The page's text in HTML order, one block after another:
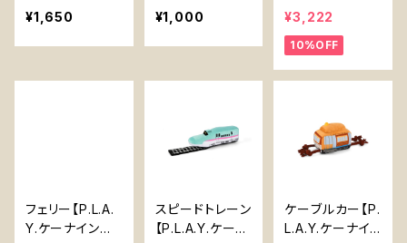
0％プラスチック
フリーうんち処
理用紙 〖Small
100% Plastic F
¥1,650
パー100％プラ
スチックフリーう
んち処理用紙
Pooch Paper〗
ree Alternativ
e to Plastic Po
op Bags
¥1,000
メさん【Mediu
m】Beco Recy
cled Rough &
¥3,222
10%OFF
フェリー【P.L.A.
Y.ケーナインコ
スピードトレーン
【P.L.A.Y.ケーナ
ケーブルカー【P.
L.A.Y.ケーナイ